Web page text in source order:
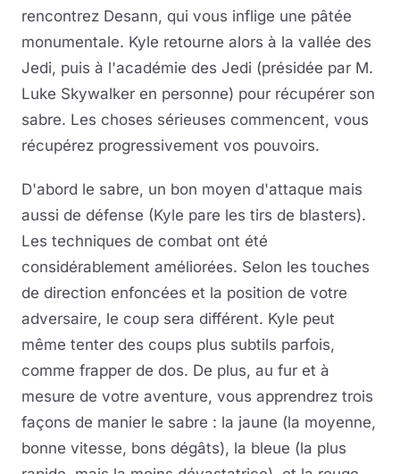
rencontrez Desann, qui vous inflige une pâtée
monumentale. Kyle retourne alors à la vallée des
Jedi, puis à l'académie des Jedi (présidée par M.
Luke Skywalker en personne) pour récupérer son
sabre. Les choses sérieuses commencent, vous
récupérez progressivement vos pouvoirs.
D'abord le sabre, un bon moyen d'attaque mais
aussi de défense (Kyle pare les tirs de blasters).
Les techniques de combat ont été
considérablement améliorées. Selon les touches
de direction enfoncées et la position de votre
adversaire, le coup sera différent. Kyle peut
même tenter des coups plus subtils parfois,
comme frapper de dos. De plus, au fur et à
mesure de votre aventure, vous apprendrez trois
façons de manier le sabre : la jaune (la moyenne,
bonne vitesse, bons dégâts), la bleue (la plus